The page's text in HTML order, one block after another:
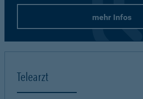
mehr Infos
Telearzt